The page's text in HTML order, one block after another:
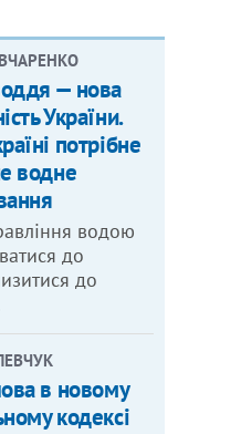
— нова
України.
потрібне
водне
водою
до
до
в новому
кодексі